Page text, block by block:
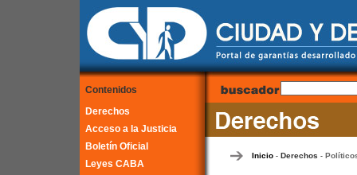
Contenidos
Derechos
Acceso a la Justicia
Boletín Oficial
Leyes CABA
Inicio- Derechos -